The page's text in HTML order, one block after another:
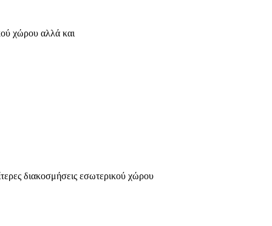
χώρου αλλά και
διακοσμήσεις εσωτερικού χώρου